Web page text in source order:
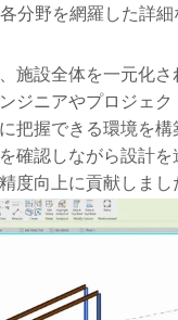
分野を網羅した詳
施設全体を一元化
ジニアやプロジェ
把握できる環境を
確認しながら設計
度向上に貢献しまし